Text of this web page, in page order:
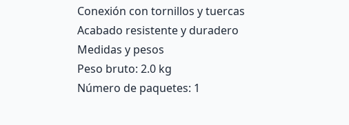
Conexión con tornillos y tuercas
Acabado resistente y duradero
Medidas y pesos
Peso bruto: 2.0 kg
Número de paquetes: 1